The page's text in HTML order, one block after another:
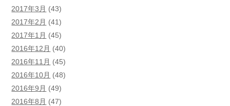
2017年3月 (43)
2017年2月 (41)
2017年1月 (45)
2016年12月 (40)
2016年11月 (45)
2016年10月 (48)
2016年9月 (49)
2016年8月 (47)